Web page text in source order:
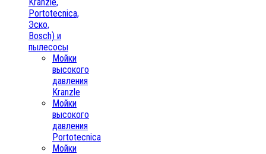
Portotecnica,
Эско,
Bosch) и
пылесосы
Мойки
высокого
давления
Kranzle
Мойки
высокого
давления
Portotecnica
Мойки